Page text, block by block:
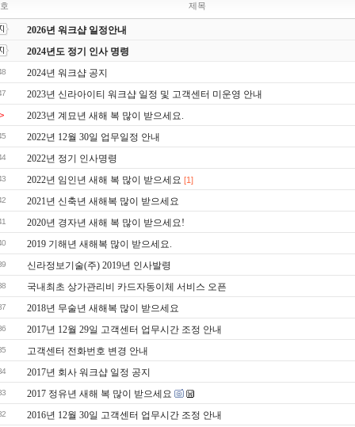
제목
2026년 워크샵 일정안내
2024년도 정기 인사 명령
2024년 워크샵 공지
2023년 신라아이티 워크샵 일정 및 고객센터 미운영 안내
2023년 계묘년 새해 복 많이 받으세요.
2022년 12월 30일 업무일정 안내
2022년 정기 인사명령
2022년 임인년 새해 복 많이 받으세요 [1]
2021년 신축년 새해복 많이 받으세요
2020년 경자년 새해 복 많이 받으세요!
2019 기해년 새해복 많이 받으세요.
신라정보기술(주) 2019년 인사발령
국내최초 상가관리비 카드자동이체 서비스 오픈
2018년 무술년 새해복 많이 받으세요
2017년 12월 29일 고객센터 업무시간 조정 안내
고객센터 전화번호 변경 안내
2017년 회사 워크샵 일정 공지
2017 정유년 새해 복 많이 받으세요
2016년 12월 30일 고객센터 업무시간 조정 안내